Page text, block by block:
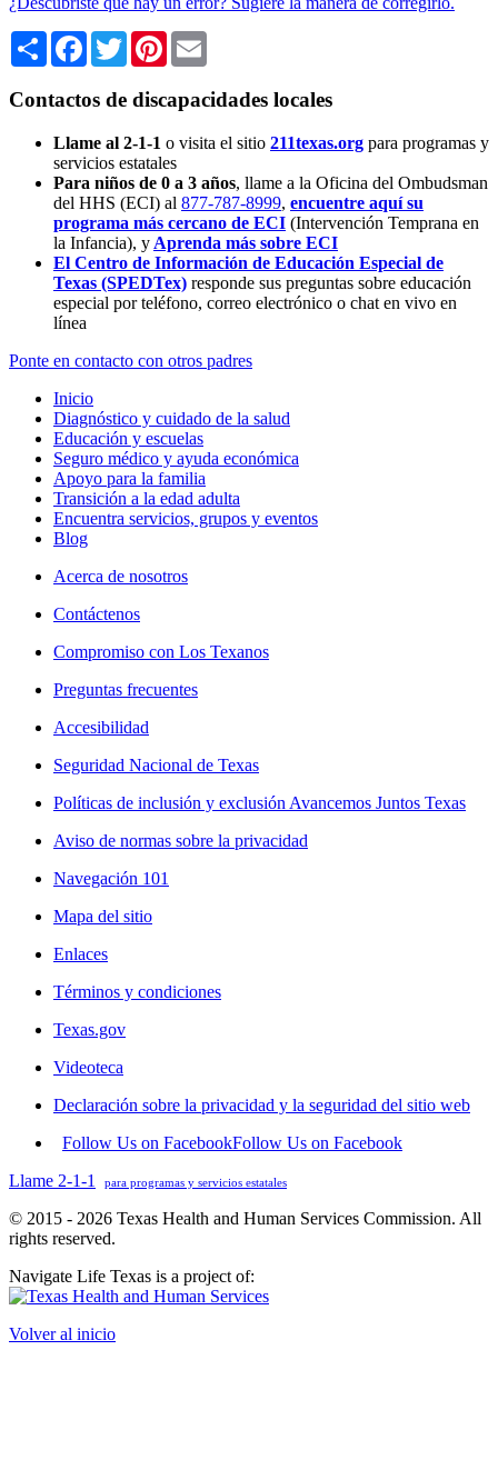
Share Facebook
TwitterPinterest
Contactos de discapacidades locales
Llame al 2-1-1 o visita el sitio 211texas.org para programas y
servicios estatales
Para niños de 0 a 3 años, llame a la Oficina del Ombudsman
del HHS (ECI) al 877-787-8999, encuentre aquí su
programa más cercano de ECI (Intervención Temprana en
la Infancia), y Aprenda más sobre ECI
El Centro de Información de Educación Especial de
Texas (SPEDTex) responde sus preguntas sobre educación
especial por teléfono, correo electrónico o chat en vivo en
línea
Ponte en contacto con otros padres
Inicio
Diagnóstico y cuidado de la salud
Educación y escuelas
Seguro médico y ayuda económica
Apoyo para la familia
Transición a la edad adulta
Encuentra servicios, grupos y eventos
Blog
Acerca de nosotros
Contáctenos
Compromiso con Los Texanos
Preguntas frecuentes
Accesibilidad
Seguridad Nacional de Texas
Políticas de inclusión y exclusión Avancemos Juntos Texas
Aviso de normas sobre la privacidad
Navegación 101
Mapa del sitio
Enlaces
Términos y condiciones
Texas.gov
Videoteca
Declaración sobre la privacidad y la seguridad del sitio web
Follow Us on FacebookFollow Us on Facebook
Llame 2-1-1
para programas y servicios estatales
© 2015 - 2026 Texas Health and Human Services Commission. All
rights reserved.
Navigate Life Texas is a project of:
Volver al inicio